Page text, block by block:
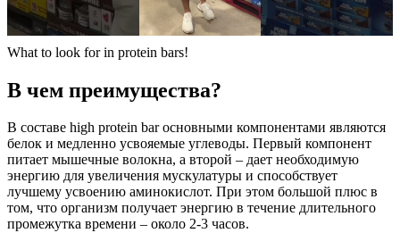
What to look for in protein bars!
В чем преимущества?
В составе high protein bar основными компонентами являются
белок и медленно усвояемые углеводы. Первый компонент
питает мышечные волокна, а второй – дает необходимую
энергию для увеличения мускулатуры и способствует
лучшему усвоению аминокислот. При этом большой плюс в
том, что организм получает энергию в течение длительного
промежутка времени – около 2-3 часов.